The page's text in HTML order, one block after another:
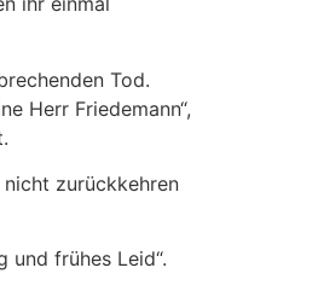
Tod.
Herr Friedemann“,
nicht zurückkehren
und frühes Leid“.